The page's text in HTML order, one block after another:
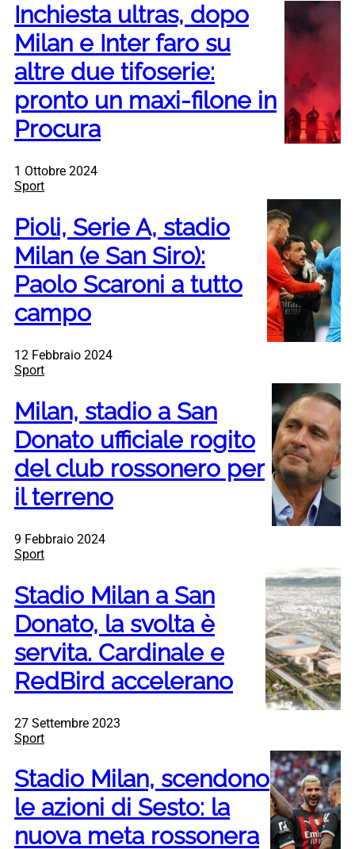
Inchiesta ultras, dopo
Milan e Inter faro su
altre due tifoserie:
pronto un maxi-filone in
Procura
1 Ottobre 2024
Sport
Pioli, Serie A, stadio
Milan (e San Siro):
Paolo Scaroni a tutto
campo
12 Febbraio 2024
Sport
Milan, stadio a San
Donato ufficiale rogito
del club rossonero per
il terreno
9 Febbraio 2024
Sport
Stadio Milan a San
Donato, la svolta è
servita. Cardinale e
RedBird accelerano
27 Settembre 2023
Sport
Stadio Milan, scendono
le azioni di Sesto: la
nuova meta rossonera